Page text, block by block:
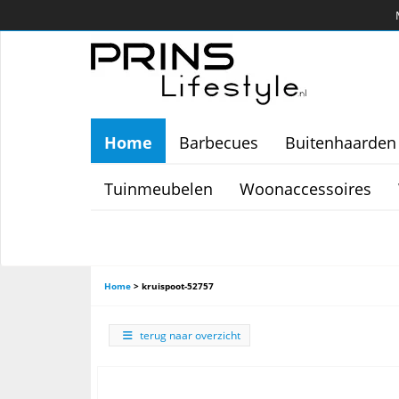
Home Barbecues Buitenhaarden
Tuinmeubelen Woonaccessoires
Home > kruispoot-52757
terug naar overzicht